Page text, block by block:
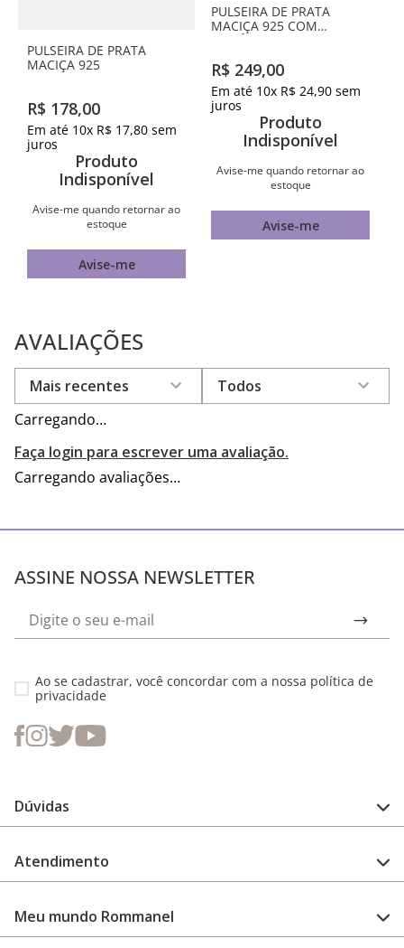
PULSEIRA DE PRATA
MACIÇA 925
R$ 178,00
Em até 10x R$ 17,80 sem
juros
Produto
Indisponível
Avise-me quando retornar ao
estoque
Avise-me
PULSEIRA DE PRATA
MACIÇA 925 COM
ZIRCÔNIAS
R$ 249,00
Em até 10x R$ 24,90 sem
juros
Produto
Indisponível
Avise-me quando retornar ao
estoque
Avise-me
AVALIAÇÕES
Carregando…
Faça login para escrever uma avaliação.
Mais recentes Todos
Carregando avaliações…
ASSINE NOSSA NEWSLETTER
Ao se cadastrar, você concordar com a nossa política de
privacidade
Dúvidas
Guia de medidas
Como configurar meu relógio
Garantia
Atendimento
Encontre uma loja
Meu mundo Rommanel